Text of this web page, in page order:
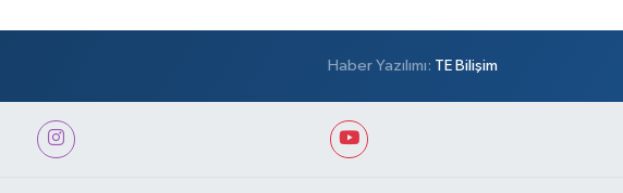
Haber Yazılımı: TE Bilişim